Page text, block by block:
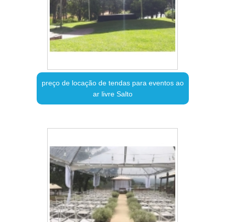
preço de locação de tendas para eventos ao
ar livre Salto